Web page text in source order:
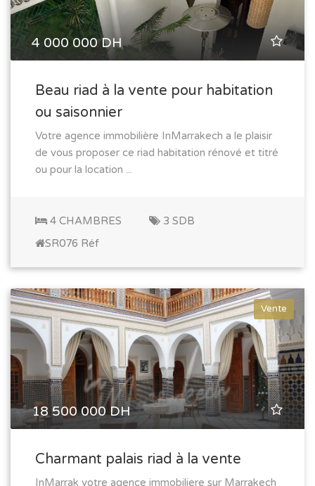
4 000 000 DH
Beau riad à la vente pour habitation
ou saisonnier
Votre agence immobilière InMarrakech a le plaisir
de vous proposer ce riad habitation rénové et titré
ou pour la location ...
4 CHAMBRES
3 SDB
SR076 Réf
Vente
18 500 000 DH
Charmant palais riad à la vente
InMarrak votre agence immobiliere sur Marrakech